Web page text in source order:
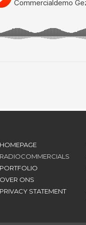
HOMEPAGE
RADIOCOMMERCIALS
PORTFOLIO
OVER ONS
PRIVACY STATEMENT